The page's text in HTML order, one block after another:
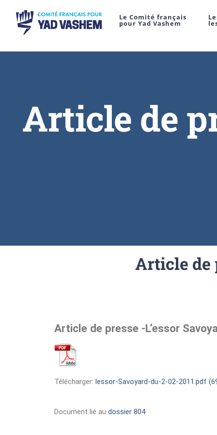
Le Comité français
pour Yad Vashem
Article de
Article de
Article de presse -L’essor
Télécharger: lessor-Savoyard-du-2-02-2011.pdf
Document lié au dossier 804